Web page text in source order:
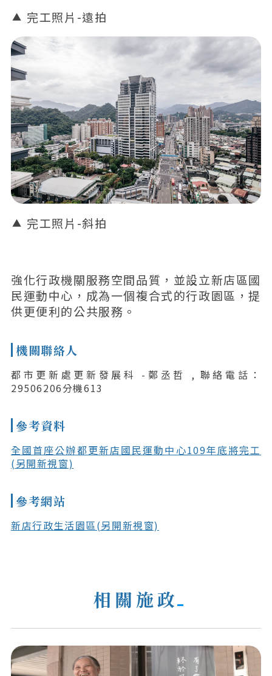
完工照片-遠拍
完工照片-斜拍
強化行政機關服務空間品質，並設立新店區國
民運動中心，成為一個複合式的行政園區，提
供更便利的公共服務。
機關聯絡人
都市更新處更新發展科 -鄭丞哲 , 聯絡電話：
29506206分機613
參考資料
全國首座公辦都更新店國民運動中心109年底將完工
(另開新視窗)
參考網站
新店行政生活園區(另開新視窗)
相關施政